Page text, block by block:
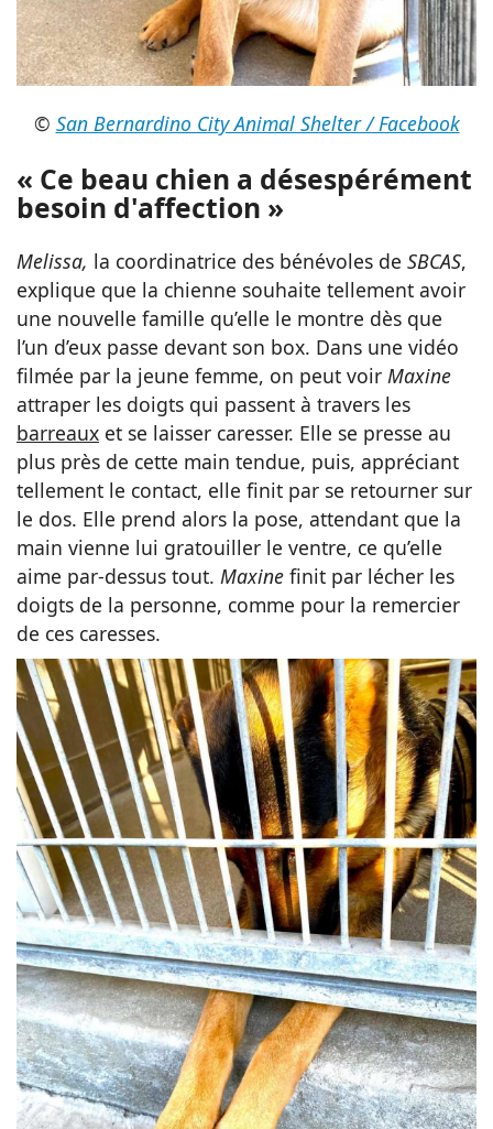
© San Bernardino City Animal Shelter / Facebook
« Ce beau chien a désespérément
besoin d'affection »
Melissa, la coordinatrice des bénévoles de SBCAS,
explique que la chienne souhaite tellement avoir
une nouvelle famille qu’elle le montre dès que
l’un d’eux passe devant son box. Dans une vidéo
filmée par la jeune femme, on peut voir Maxine
attraper les doigts qui passent à travers les
barreaux et se laisser caresser. Elle se presse au
plus près de cette main tendue, puis, appréciant
tellement le contact, elle finit par se retourner sur
le dos. Elle prend alors la pose, attendant que la
main vienne lui gratouiller le ventre, ce qu’elle
aime par-dessus tout. Maxine finit par lécher les
doigts de la personne, comme pour la remercier
de ces caresses.